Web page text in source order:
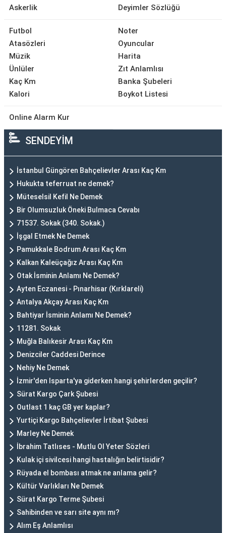
Askerlik
Deyimler Sözlüğü
Futbol
Atasözleri
Müzik
Ünlüler
Kaç Km
Kalori
Noter
Oyuncular
Harita
Zıt Anlamlısı
Banka Şubeleri
Boykot Listesi
Online Alarm Kur
SENDEYİM
İstanbul Güngören Bahçelievler Arası Kaç Km
Hukukta teferruat ne demek?
Müteselsil Kefil Ne Demek
Bir Olumsuzluk Öneki Bulmaca Cevabı
71537. Sokak (340. Sokak.)
İşgal Etmek Ne Demek
Pamukkale Bodrum Arası Kaç Km
Kalkan Kaleüçağız Arası Kaç Km
Otak İsminin Anlamı Ne Demek?
Ayten Eczanesi - Pınarhisar (Kırklareli)
Antalya Akçay Arası Kaç Km
Bahtiyar İsminin Anlamı Ne Demek?
11281. Sokak
Muğla Balıkesir Arası Kaç Km
Denizciler Caddesi Derince
Nehiy Ne Demek
İzmir'den Isparta'ya giderken hangi şehirlerden geçilir?
Sürat Kargo Çark Şubesi
Outlast 1 kaç GB yer kaplar?
Yurtiçi Kargo Bahçelievler İrtibat Şubesi
Marley Ne Demek
İbrahim Tatlıses - Mutlu Ol Yeter Sözleri
Kulak içi sivilcesi hangi hastalığın belirtisidir?
Rüyada el bombası atmak ne anlama gelir?
Kültür Varlıkları Ne Demek
Sürat Kargo Terme Şubesi
Sahibinden ve sarı site aynı mı?
Alım Eş Anlamlısı